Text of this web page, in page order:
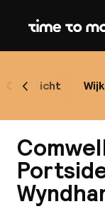
Overzicht
Scroll naar links